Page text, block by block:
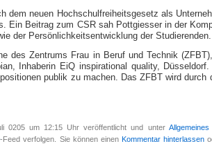
dem neuen Hoch­schul­frei­heits­ge­setz als
Ein Bei­trag zum CSR sah Pott­gies­ser in der
der Per­sön­lich­keits­ent­wick­lung der Stu­die­ren­den.
des Zen­trums Frau in Be­ruf und Tech­nik
In­ha­be­rin EiQ in­spi­ra­tio­nal qua­li­ty,
pu­blik zu ma­chen. Das ZFBT wird
0205 um 12:15 Uhr veröffentlicht und unter Allgemeines
-Feed verfolgen. Sie können einen Kommentar hinterlassen